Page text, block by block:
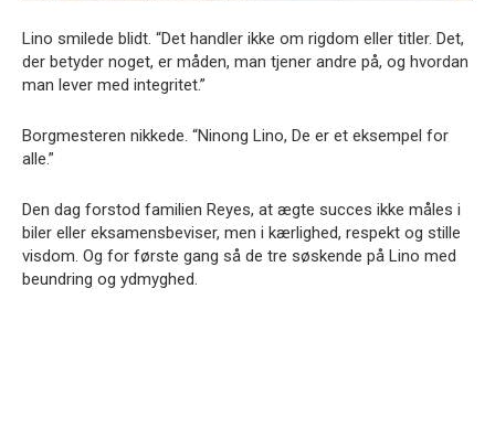
Lino smilede blidt. “Det handler ikke om rigdom eller titler. Det,
der betyder noget, er måden, man tjener andre på, og hvordan
man lever med integritet.”
Borgmesteren nikkede. “Ninong Lino, De er et eksempel for
alle.”
Den dag forstod familien Reyes, at ægte succes ikke måles i
biler eller eksamensbeviser, men i kærlighed, respekt og stille
visdom. Og for første gang så de tre søskende på Lino med
beundring og ydmyghed.